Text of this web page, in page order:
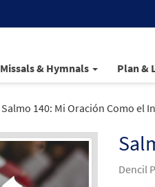
Missals & Hymnals Plan &
Salmo 140: Mi Oración Como el
Dencil